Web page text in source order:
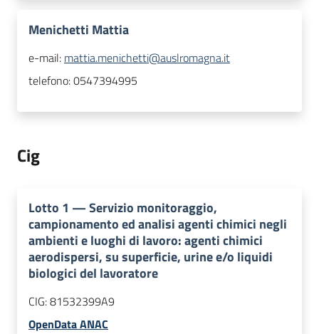
Menichetti Mattia
e-mail: mattia.menichetti@auslromagna.it
telefono:0547394995
Cig
Lotto 1 —Servizio monitoraggio,
campionamento ed analisi agenti chimici negli
ambienti e luoghi di lavoro: agenti chimici
aerodispersi, su superficie, urine e/o liquidi
biologici del lavoratore
CIG:81532399A9
OpenData ANAC